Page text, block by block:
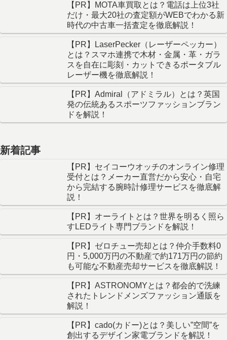
【PR】MOTA車買取とは？電話は上位3社
だけ・最大20社の査定額がWEBでわかる新
時代の中古車一括査定を徹底解説！
【PR】LaserPecker（レーザーペッカー）
とは？スマホ連携で木材・金属・革・ガラ
スを自在に彫刻・カットできるポータブル
レーザー機を徹底解説！
【PR】Admiral（アドミラル）とは？英国
発の伝統あるスポーツファッションブラン
ドを解説！
新着記事
【PR】セイコーウオッチのオンライン修理
受付とは？メーカー直営だから安心・自宅
から完結する腕時計修理サービスを徹底解
説！
【PR】オーライトとは？世界を明るく照ら
すLEDライト専門ブランドを解説！
【PR】ゼロチュー売却とは？仲介手数料0
円・5,000万円の不動産で約171万円の節約
も可能な不動産売却サービスを徹底解説！
【PR】ASTRONOMYとは？都会的で洗練
されたトレンドメンズファッション通販を
解説！
【PR】cado(カドー)とは？美しい”空間”を
創出するデザイン家電ブランドを解説！